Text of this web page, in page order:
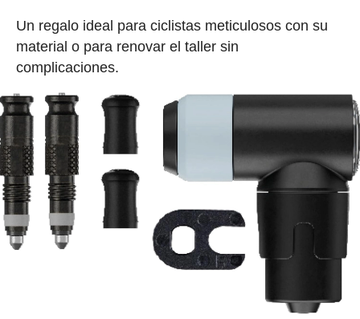
Un regalo ideal para ciclistas meticulosos con su
material o para renovar el taller sin
complicaciones.